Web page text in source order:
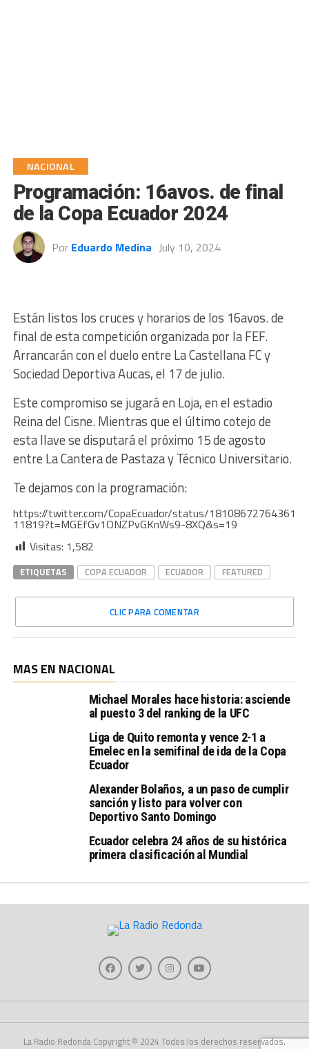
NACIONAL
Programación: 16avos. de final
de la Copa Ecuador 2024
Por Eduardo Medina July 10, 2024
Están listos los cruces y horarios de los 16avos. de
final de esta competición organizada por la FEF.
Arrancarán con el duelo entre La Castellana FC y
Sociedad Deportiva Aucas, el 17 de julio.
Este compromiso se jugará en Loja, en el estadio
Reina del Cisne. Mientras que el último cotejo de
esta llave se disputará el próximo 15 de agosto
entre La Cantera de Pastaza y Técnico Universitario.
Te dejamos con la programación:
https://twitter.com/CopaEcuador/status/18108672764361
11819?t=MGEfGv1ONZPvGKnWs9-8XQ&s=19
Visitas: 1,582
ETIQUETAS COPA ECUADOR ECUADOR FEATURED
CLIC PARA COMENTAR
MAS EN NACIONAL
Michael Morales hace historia: asciende
al puesto 3 del ranking de la UFC
Liga de Quito remonta y vence 2-1 a
Emelec en la semifinal de ida de la Copa
Ecuador
Alexander Bolaños, a un paso de cumplir
sanción y listo para volver con
Deportivo Santo Domingo
Ecuador celebra 24 años de su histórica
primera clasificación al Mundial
La Radio Redonda Copyright © 2024 Todos los derechos reservados.